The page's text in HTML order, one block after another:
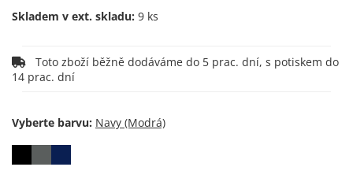
Skladem v ext. skladu: 9 ks
14 prac. dní
Vyberte barvu: